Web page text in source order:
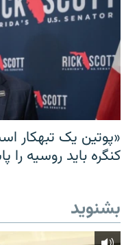
«پوتین یک تبهکار
کنگره باید روسیه را
بشنوید